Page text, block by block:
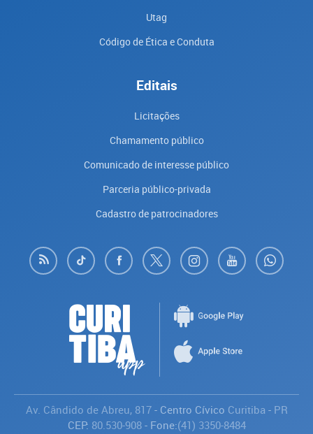
Utag
Código de Ética e Conduta
Editais
Licitações
Chamamento público
Comunicado de interesse público
Parceria público-privada
Cadastro de patrocinadores
Av. Cândido de Abreu, 817- Centro Cívico Curitiba - PR
CEP: 80.530-908- Fone:(41) 3350-8484